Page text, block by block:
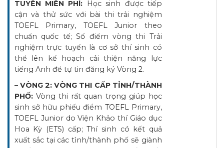
TUYẾN MIỄN PHÍ: Học sinh được tiếp
cận và thử sức với bài thi trải nghiệm
TOEFL Primary, TOEFL Junior theo
chuẩn quốc tế; Số điểm vòng thi Trải
nghiệm trực tuyến là cơ sở thí sinh có
thể lên kế hoạch cải thiện năng lực
tiếng Anh để tự tin đăng ký Vòng 2.
– VÒNG 2: VÒNG THI CẤP TỈNH/THÀNH
PHỐ:Vòng thi rất quan trọng giúp học
sinh sở hữu phiếu điểm TOEFL Primary,
TOEFL Junior do Viện Khảo thí Giáo dục
Hoa Kỳ (ETS) cấp; Thí sinh có kết quả
xuất sắc tại các tỉnh/thành phố sẽ giành